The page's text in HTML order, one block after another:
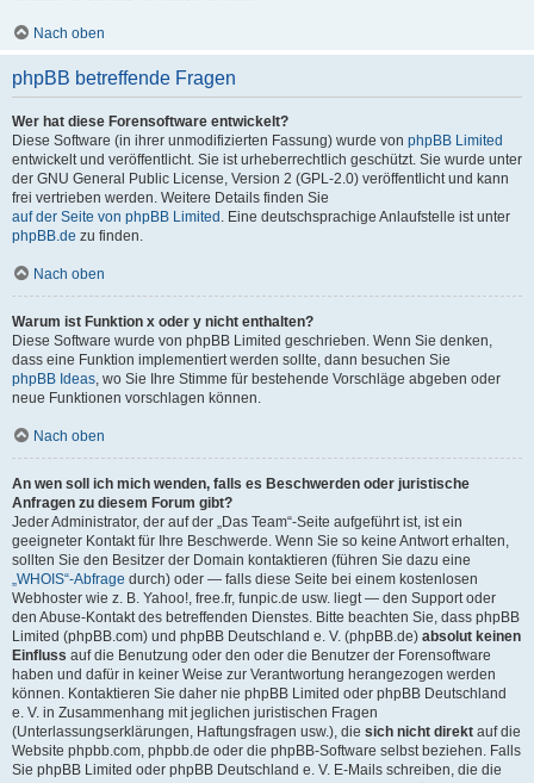
Nach oben
phpBB betreffende Fragen
Wer hat diese Forensoftware entwickelt?
Diese Software (in ihrer unmodifizierten Fassung) wurde von phpBB Limited
entwickelt und veröffentlicht. Sie ist urheberrechtlich geschützt. Sie wurde unter
der GNU General Public License, Version 2 (GPL-2.0) veröffentlicht und kann
frei vertrieben werden. Weitere Details finden Sie
auf der Seite von phpBB Limited . Eine deutschsprachige Anlaufstelle ist unter
phpBB.de zu finden.
Nach oben
Warum ist Funktion x oder y nicht enthalten?
Diese Software wurde von phpBB Limited geschrieben. Wenn Sie denken,
dass eine Funktion implementiert werden sollte, dann besuchen Sie
phpBB Ideas, wo Sie Ihre Stimme für bestehende Vorschläge abgeben oder
neue Funktionen vorschlagen können.
Nach oben
An wen soll ich mich wenden, falls es Beschwerden oder juristische
Anfragen zu diesem Forum gibt?
Jeder Administrator, der auf der „Das Team“-Seite aufgeführt ist, ist ein
geeigneter Kontakt für Ihre Beschwerde. Wenn Sie so keine Antwort erhalten,
sollten Sie den Besitzer der Domain kontaktieren (führen Sie dazu eine
„WHOIS“-Abfrage durch) oder — falls diese Seite bei einem kostenlosen
Webhoster wie z. B. Yahoo!, free.fr, funpic.de usw. liegt — den Support oder
den Abuse-Kontakt des betreffenden Dienstes. Bitte beachten Sie, dass phpBB
Limited (phpBB.com) und phpBB Deutschland e. V. (phpBB.de) absolut keinen
Einfluss auf die Benutzung oder den oder die Benutzer der Forensoftware
haben und dafür in keiner Weise zur Verantwortung herangezogen werden
können. Kontaktieren Sie daher nie phpBB Limited oder phpBB Deutschland
e. V. in Zusammenhang mit jeglichen juristischen Fragen
(Unterlassungserklärungen, Haftungsfragen usw.), die sich nicht direkt auf die
Website phpbb.com, phpbb.de oder die phpBB-Software selbst beziehen. Falls
Sie phpBB Limited oder phpBB Deutschland e. V. E-Mails schreiben, die die